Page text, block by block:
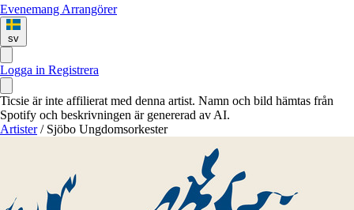
Evenemang Arrangörer
sv
Logga in Registrera
Ticsie är inte affilierat med denna artist. Namn och bild hämtas från
Spotify och beskrivningen är genererad av AI.
Artister / Sjöbo Ungdomsorkester